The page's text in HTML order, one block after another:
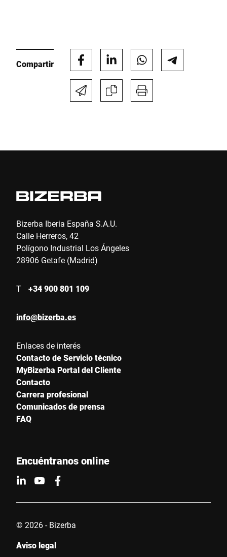
Compartir
Bizerba Iberia España S.A.U.
Calle Herreros, 42
Polígono Industrial Los Ángeles
28906 Getafe (Madrid)
T +34 900 801 109
info@bizerba.es
Enlaces de interés
Contacto de Servicio técnico
MyBizerba Portal del Cliente
Contacto
Carrera profesional
Comunicados de prensa
FAQ
Encuéntranos online
© 2026 - Bizerba
Aviso legal